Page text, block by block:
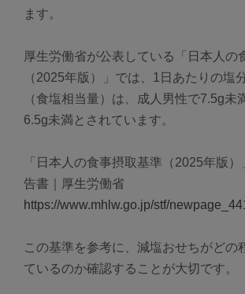
ます。
厚生労働省が公表している「日本人の
（2025年版）」では、1日あたりの塩
（食塩相当量）は、成人男性で7.5g未
6.5g未満とされています。
「日本人の食事摂取基準（2025年版
告書｜厚生労働省
https://www.mhlw.go.jp/stf/
この基準を参考に、減塩おせちがどの
ているのか確認することが大切です。